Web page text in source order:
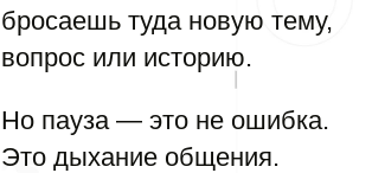
бросаешь туда новую тему,
вопрос или историю.
Но пауза — это не ошибка.
Это дыхание общения.